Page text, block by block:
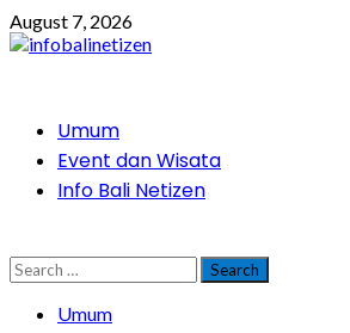
Skip
to
August 7, 2026
PrimaryUmum
Event dan Wisata
Info Bali Netizen
Search
for:
Umum